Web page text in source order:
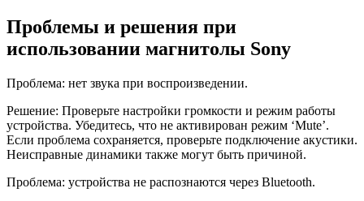
Проблемы и решения при
использовании магнитолы Sony
Проблема: нет звука при воспроизведении.
Решение: Проверьте настройки громкости и режим работы
устройства. Убедитесь, что не активирован режим ‘Mute’.
Если проблема сохраняется, проверьте подключение акустики.
Неисправные динамики также могут быть причиной.
Проблема: устройства не распознаются через Bluetooth.